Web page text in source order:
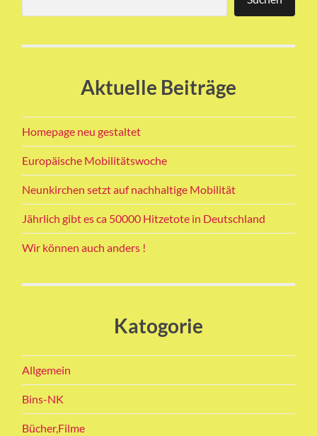
Aktuelle Beiträge
Homepage neu gestaltet
Europäische Mobilitätswoche
Neunkirchen setzt auf nachhaltige Mobilität
Jährlich gibt es ca 50000 Hitzetote in Deutschland
Wir können auch anders !
Katogorie
Allgemein
Bins-NK
Bücher,Filme